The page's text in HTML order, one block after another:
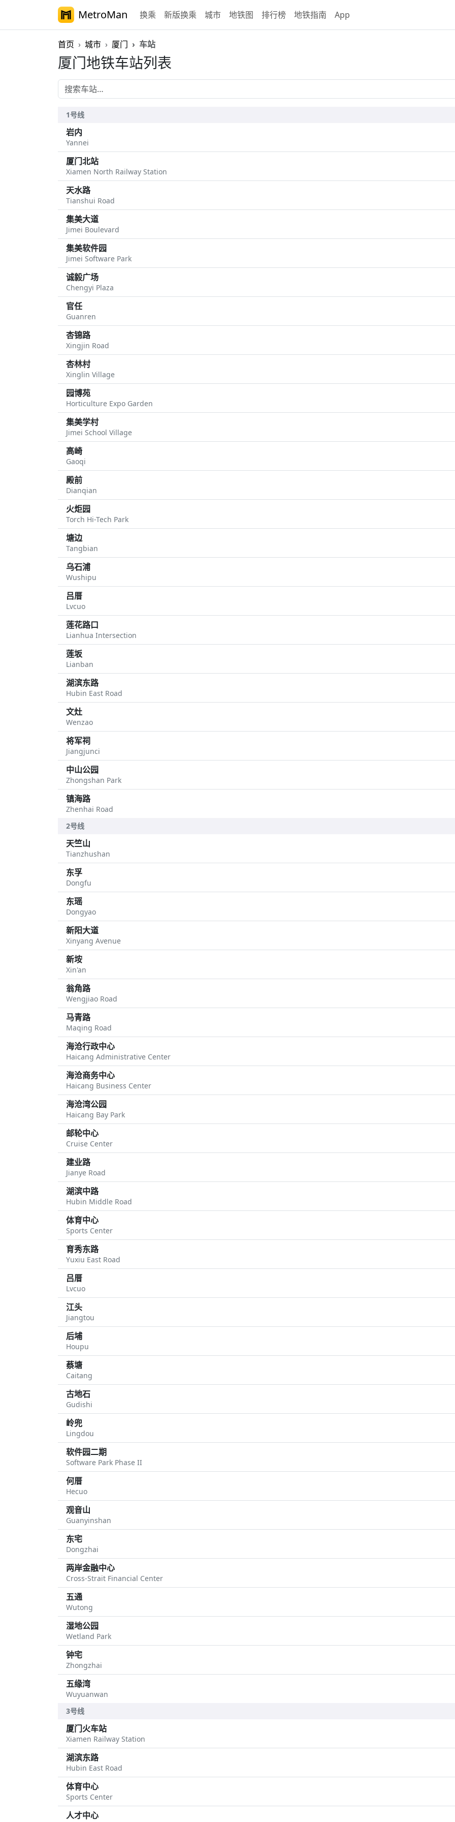
MetroMan 换乘 新版换乘 城市 地铁图 排行榜 地铁指南 App
首页 城市 厦门 车站
厦门地铁车站列表
1号线
岩内
Yannei
厦门北站
Xiamen North Railway Station
天水路
Tianshui Road
集美大道
Jimei Boulevard
集美软件园
Jimei Software Park
诚毅广场
Chengyi Plaza
官任
Guanren
杏锦路
Xingjin Road
杏林村
Xinglin Village
园博苑
Horticulture Expo Garden
集美学村
Jimei School Village
高崎
Gaoqi
殿前
Dianqian
火炬园
Torch Hi-Tech Park
塘边
Tangbian
乌石浦
Wushipu
吕厝
Lvcuo
莲花路口
Lianhua Intersection
莲坂
Lianban
湖滨东路
Hubin East Road
文灶
Wenzao
将军祠
Jiangjunci
中山公园
Zhongshan Park
镇海路
Zhenhai Road
2号线
天竺山
Tianzhushan
东孚
Dongfu
东瑶
Dongyao
新阳大道
Xinyang Avenue
新垵
Xin'an
翁角路
Wengjiao Road
马青路
Maqing Road
海沧行政中心
Haicang Administrative Center
海沧商务中心
Haicang Business Center
海沧湾公园
Haicang Bay Park
邮轮中心
Cruise Center
建业路
Jianye Road
湖滨中路
Hubin Middle Road
体育中心
Sports Center
育秀东路
Yuxiu East Road
吕厝
Lvcuo
江头
Jiangtou
后埔
Houpu
蔡塘
Caitang
古地石
Gudishi
岭兜
Lingdou
软件园二期
Software Park Phase II
何厝
Hecuo
观音山
Guanyinshan
东宅
Dongzhai
两岸金融中心
Cross-Strait Financial Center
五通
Wutong
湿地公园
Wetland Park
钟宅
Zhongzhai
五缘湾
Wuyuanwan
3号线
厦门火车站
Xiamen Railway Station
湖滨东路
Hubin East Road
体育中心
Sports Center
人才中心